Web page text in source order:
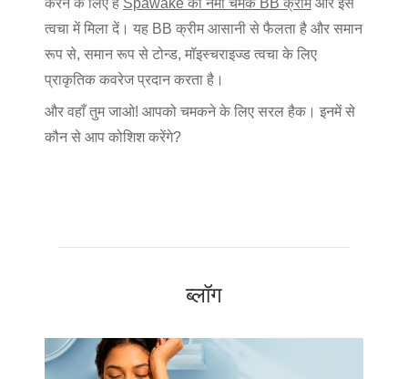
करने के लिए है Spawake की नमी चमक BB क्रीमऔर इसे
त्वचा में मिला दें। यह BB क्रीम आसानी से फैलता है और समान
रूप से, समान रूप से टोन्ड, मॉइस्चराइज्ड त्वचा के लिए
प्राकृतिक कवरेज प्रदान करता है।
और वहाँ तुम जाओ! आपको चमकने के लिए सरल हैक। इनमें से
कौन से आप कोशिश करेंगे?
ब्लॉग